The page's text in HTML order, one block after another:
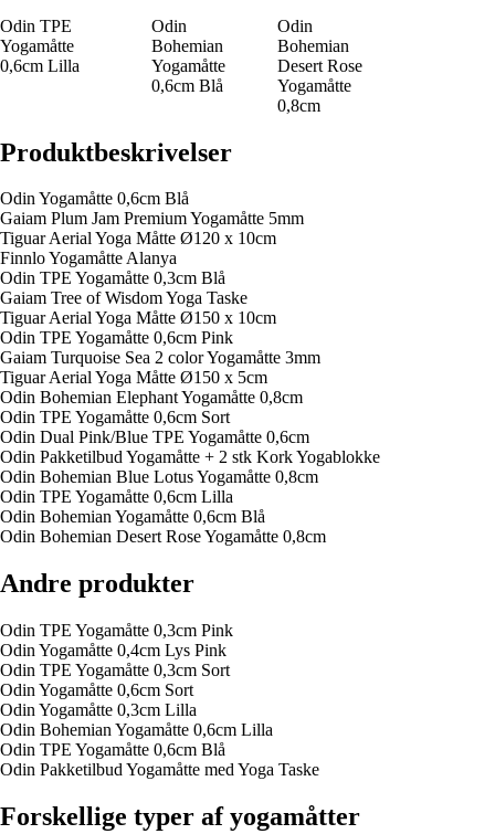
Odin TPE
Yogamåtte
0,6cm Lilla
Odin
Bohemian
Yogamåtte
0,6cm Blå
Odin
Bohemian
Desert Rose
Yogamåtte
0,8cm
Produktbeskrivelser
Odin Yogamåtte 0,6cm Blå
Gaiam Plum Jam Premium Yogamåtte 5mm
Tiguar Aerial Yoga Måtte Ø120 x 10cm
Finnlo Yogamåtte Alanya
Odin TPE Yogamåtte 0,3cm Blå
Gaiam Tree of Wisdom Yoga Taske
Tiguar Aerial Yoga Måtte Ø150 x 10cm
Odin TPE Yogamåtte 0,6cm Pink
Gaiam Turquoise Sea 2 color Yogamåtte 3mm
Tiguar Aerial Yoga Måtte Ø150 x 5cm
Odin Bohemian Elephant Yogamåtte 0,8cm
Odin TPE Yogamåtte 0,6cm Sort
Odin Dual Pink/Blue TPE Yogamåtte 0,6cm
Odin Pakketilbud Yogamåtte + 2 stk Kork Yogablokke
Odin Bohemian Blue Lotus Yogamåtte 0,8cm
Odin TPE Yogamåtte 0,6cm Lilla
Odin Bohemian Yogamåtte 0,6cm Blå
Odin Bohemian Desert Rose Yogamåtte 0,8cm
Andre produkter
Odin TPE Yogamåtte 0,3cm Pink
Odin Yogamåtte 0,4cm Lys Pink
Odin TPE Yogamåtte 0,3cm Sort
Odin Yogamåtte 0,6cm Sort
Odin Yogamåtte 0,3cm Lilla
Odin Bohemian Yogamåtte 0,6cm Lilla
Odin TPE Yogamåtte 0,6cm Blå
Odin Pakketilbud Yogamåtte med Yoga Taske
Forskellige typer af yogamåtter